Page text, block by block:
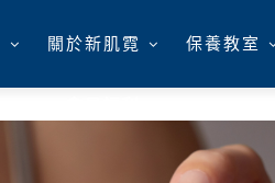
關於新肌霓 保養教室